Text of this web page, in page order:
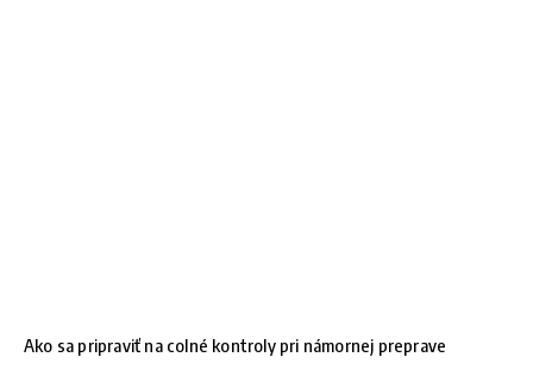
Ako sa pripraviť na colné kontroly pri námornej preprave